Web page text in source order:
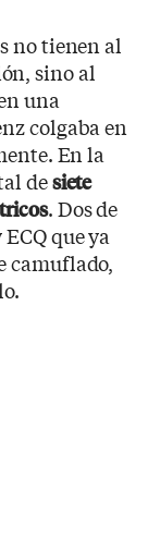
no tienen al
sino al
una
colgaba en
En la
desiete
. Dos de
que ya
camuflado,